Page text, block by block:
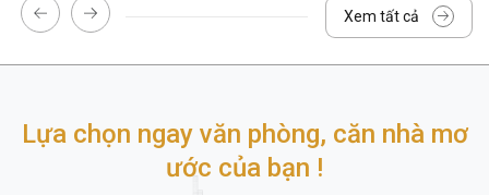
Xem tất cả
Lựa chọn ngay văn phòng, căn nhà mơ
ước của bạn !